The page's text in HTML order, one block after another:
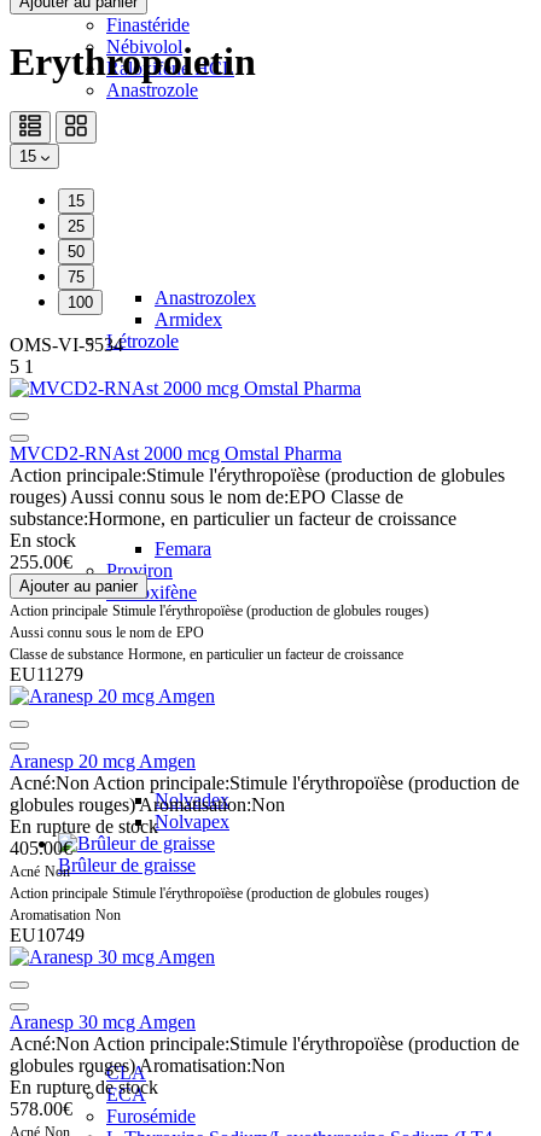
Finastéride
Nébivolol
Raloxifène HCL
Anastrozole
Anastrozolex
Armidex
Létrozole
Femara
Proviron
Tamoxifène
Nolvadex
Nolvapex
Brûleur de graisse
CLA
ECA
Furosémide
Erythropoietin
15
15
25
50
75
100
OMS-VI-5534
5 1
MVCD2-RNAst 2000 mcg Omstal Pharma
Action principale:Stimule l'érythropoïèse (production de globules
rouges) Aussi connu sous le nom de:EPO Classe de
substance:Hormone, en particulier un facteur de croissance
En stock
255.00€
Ajouter au panier
Action principale Stimule l'érythropoïèse (production de globules rouges)
Aussi connu sous le nom de EPO
Classe de substance Hormone, en particulier un facteur de croissance
EU11279
Aranesp 20 mcg Amgen
Acné:Non Action principale:Stimule l'érythropoïèse (production de
globules rouges)Aromatisation:Non
En rupture de stock
405.00€
Acné Non
Action principale Stimule l'érythropoïèse (production de globules rouges)
Aromatisation Non
EU10749
Aranesp 30 mcg Amgen
Acné:Non Action principale:Stimule l'érythropoïèse (production de
globules rouges)Aromatisation:Non
En rupture de stock
578.00€
Acné Non